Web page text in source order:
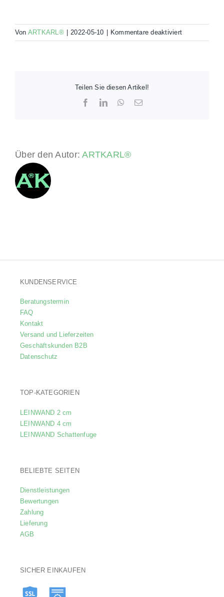
Von ARTKARL® 2022-05-10 Kommentare deaktiviertfür
Teilen Sie diesen Artikel!
FacebookLinkedInWhatsApp
E-
Über den Autor:ARTKARL®
KUNDENSERVICE
Beratungstermin
FAQ
Kontakt
Versand und Lieferzeiten
Geschäftskunden B2B
Datenschutz
TOP-KATEGORIEN
LEINWAND 2 cm
LEINWAND 4 cm
LEINWAND Schattenfuge
BELIEBTE SEITEN
Dienstleistungen
Bewertungen
Zahlung
Lieferung
AGB
SICHER EINKAUFEN